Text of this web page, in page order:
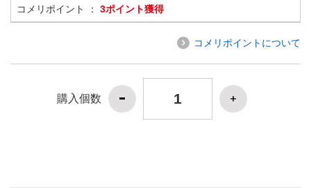
コメリポイント ： 3ポイント獲得
コメリポイントについて
購入個数